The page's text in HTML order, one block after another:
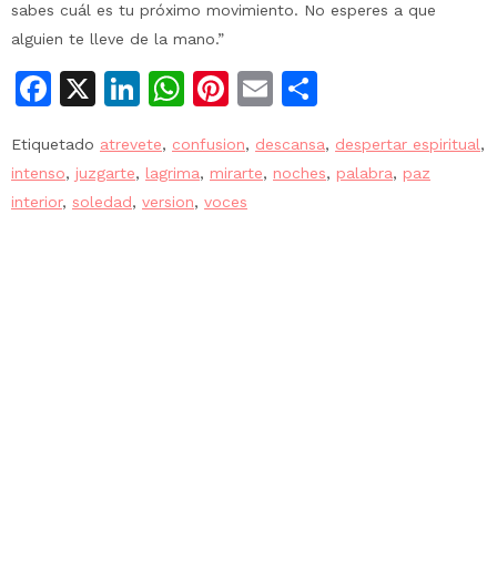
sabes cuál es tu próximo movimiento. No esperes a que
alguien te lleve de la mano.”
Facebook
X LinkedIn
WhatsApp
Pinterest
Email
Etiquetado atrevete, confusion, descansa, despertar espiritual,
intenso, juzgarte, lagrima, mirarte, noches, palabra, paz
interior, soledad, version, voces